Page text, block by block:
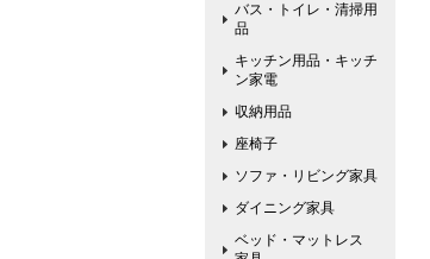
バス・トイレ・清掃用
品
キッチン用品・キッチ
ン家電
収納用品
座椅子
ソファ・リビング家具
ダイニング家具
ベッド・マットレス